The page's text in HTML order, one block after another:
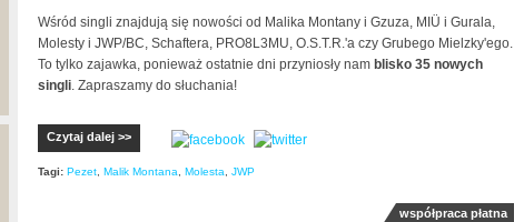
Wśród singli znajdują się nowości od Malika Montany i Gzuza, MIÜ i Gurala,
Molesty i JWP/BC, Schaftera, PRO8L3MU, O.S.T.R.'a czy Grubego Mielzky'ego.
To tylko zajawka, ponieważ ostatnie dni przyniosły nam blisko 35 nowych
singli. Zapraszamy do słuchania!
Czytaj dalej >>
Tagi: Pezet Malik Montana Molesta JWP
współpraca płatna